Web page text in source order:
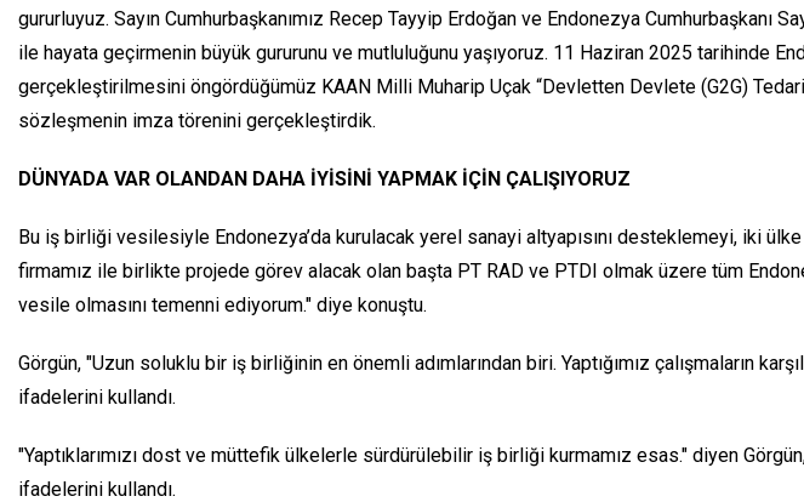
gururluyuz. Sayın Cumhurbaşkanımız Recep Tayyip Erdoğan ve Endonezya
ile hayata geçirmenin büyük gururunu ve mutluluğunu yaşıyoruz. 11 Haziran 2025 tarihinde
gerçekleştirilmesini öngördüğümüz KAAN Milli Muharip Uçak “Devletten Devlete (G2G)
sözleşmenin imza törenini gerçekleştirdik.
DÜNYADA VAR OLANDAN DAHA İYİSİNİ YAPMAK İÇİN ÇALIŞIYORUZ
Bu iş birliği vesilesiyle Endonezya’da kurulacak yerel sanayi altyapısını desteklemeyi, iki
firmamız ile birlikte projede görev alacak olan başta PT RAD ve PTDI olmak üzere tüm
vesile olmasını temenni ediyorum." diye konuştu.
Görgün, "Uzun soluklu bir iş birliğinin en önemli adımlarından biri. Yaptığımız çalışmaların
ifadelerini kullandı.
"Yaptıklarımızı dost ve müttefik ülkelerle sürdürülebilir iş birliği kurmamız esas." diyen
ifadelerini kullandı.